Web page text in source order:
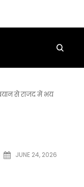
से राजद में भय
JUNE 24, 2026